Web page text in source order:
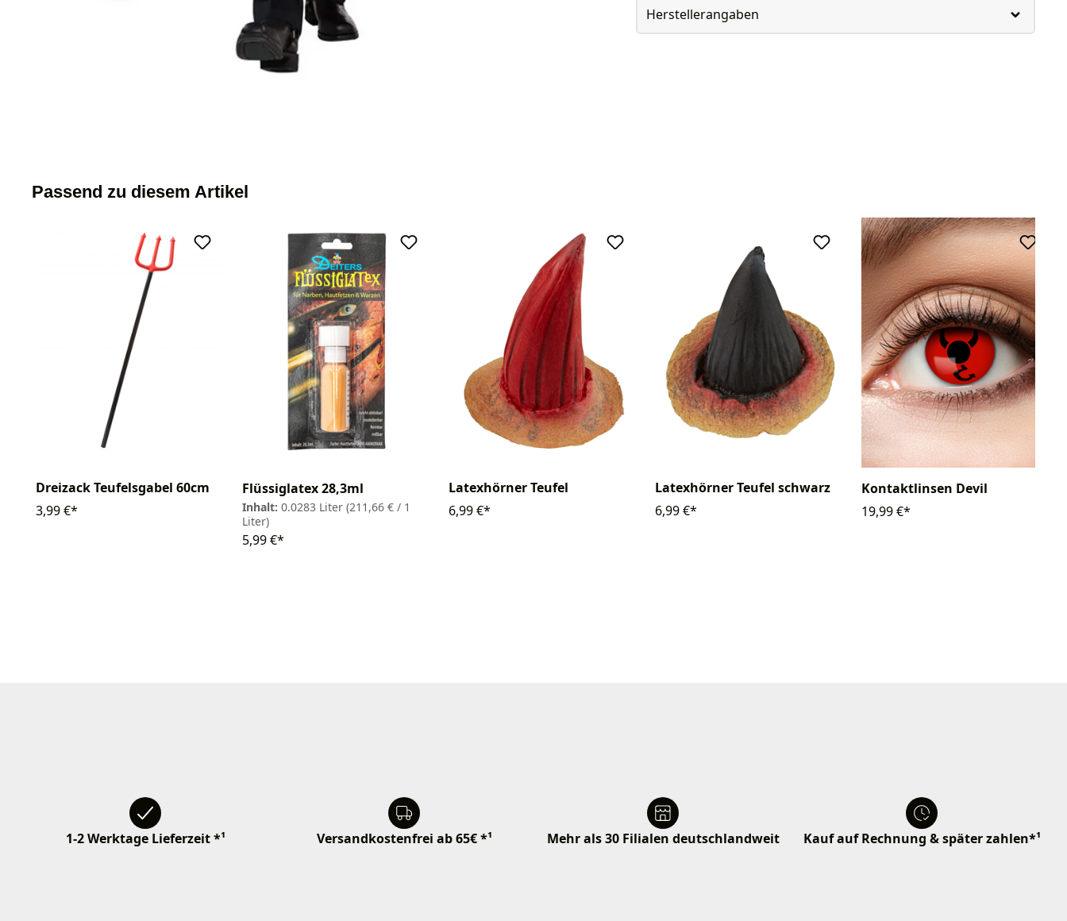
Herstellerangaben
Passend zu diesem Artikel
Dreizack Teufelsgabel 60cm
3,99 €*
Flüssiglatex 28,3ml
Inhalt: 0.0283 Liter (211,66 € / 1
Liter)
5,99 €*
Latexhörner Teufel
6,99 €*
Latexhörner Teufel schwarz
6,99 €*
Kontaktlinsen Devil
19,99 €*
1-2 Werktage Lieferzeit *¹ Versandkostenfrei ab 65€ *¹ Mehr als 30 Filialen deutschlandweit Kauf auf Rechnung & später zahlen*¹